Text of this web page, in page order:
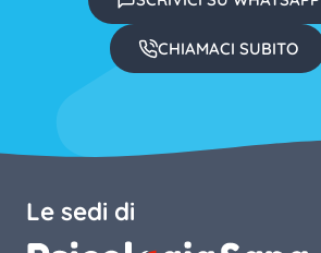
CHIAMACI SUBITO
Le sedi di